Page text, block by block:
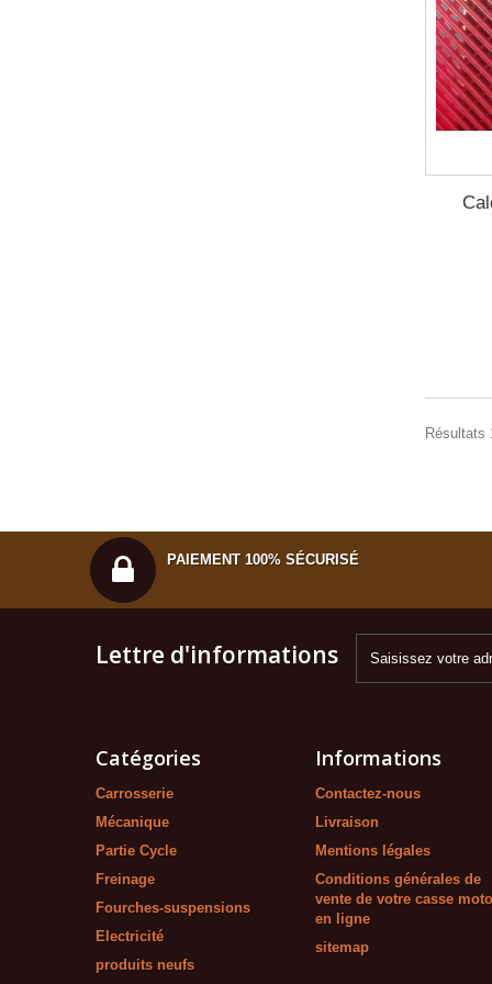
Résultats
PAIEMENT 100% SÉCURISÉ
Lettre d'informations
Catégories
Carrosserie
Mécanique
Partie Cycle
Freinage
Fourches-suspensions
Electricité
produits neufs
Informations
Contactez-nous
Livraison
Mentions légales
Conditions générales de
vente de votre casse moto
en ligne
sitemap